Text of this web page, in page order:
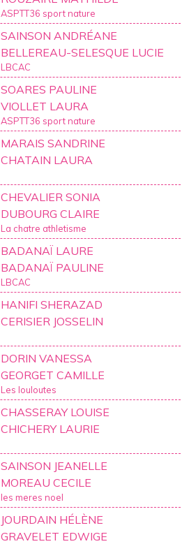
ASPTT36 sport nature
SAINSON ANDRÉANE
BELLEREAU-SELESQUE LUCIE
LBCAC
SOARES PAULINE
VIOLLET LAURA
ASPTT36 sport nature
MARAIS SANDRINE
CHATAIN LAURA
CHEVALIER SONIA
DUBOURG CLAIRE
La chatre athletisme
BADANAÏ LAURE
BADANAÏ PAULINE
LBCAC
HANIFI SHERAZAD
CERISIER JOSSELIN
DORIN VANESSA
GEORGET CAMILLE
Les louloutes
CHASSERAY LOUISE
CHICHERY LAURIE
SAINSON JEANELLE
MOREAU CECILE
les meres noel
JOURDAIN HÉLÈNE
GRAVELET EDWIGE